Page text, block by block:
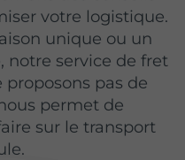
votre logistique.
unique ou un
notre service de fret
proposons pas de
permet de
sur le transport